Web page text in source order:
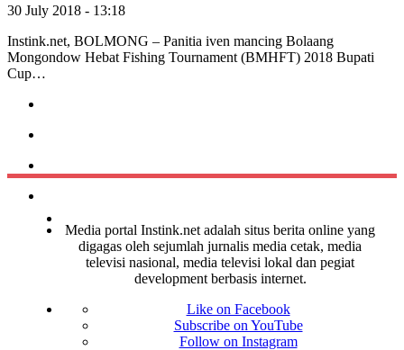
30 July 2018 - 13:18
Instink.net, BOLMONG – Panitia iven mancing Bolaang
Mongondow Hebat Fishing Tournament (BMHFT) 2018 Bupati
Cup…
Media portal Instink.net adalah situs berita online yang
digagas oleh sejumlah jurnalis media cetak, media
televisi nasional, media televisi lokal dan pegiat
development berbasis internet.
Like on Facebook
Subscribe on YouTube
Follow on Instagram